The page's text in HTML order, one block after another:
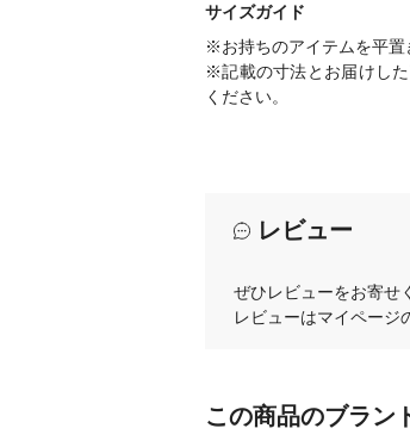
サイズガイド
※お持ちのアイテムを平置
※記載の寸法とお届けし
ください。
レビュー
ぜひレビューをお寄せ
レビューはマイページ
この商品のブラン